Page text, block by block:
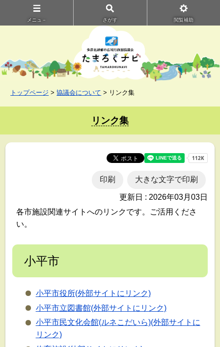
メニュ－ さがす 閲覧補助
トップページ >協議会について > リンク集
リンク集
印刷 大きな文字で印刷
更新日 : 2026年03月03日
各市施設関連サイトへのリンクです。ご活用くださ
い。
小平市
小平市役所(外部サイトにリンク)
小平市立図書館(外部サイトにリンク)
小平市民文化会館(ルネこだいら)(外部サイトに
リンク)